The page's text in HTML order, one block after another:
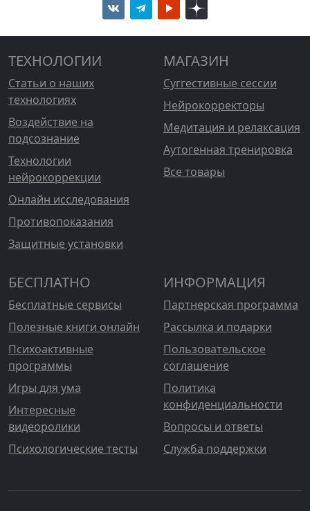
ТЕХНОЛОГИИ
Статьи о наших
технологиях
Воздействие на
подсознание
Технологии
нейрокоррекции
Онлайн исследования
Противопоказания
Защитные установки
МАГАЗИН
Суггестивные сессии
Нейрокорректоры
Медитация и релаксация
Аутогенная тренировка
Все товары
БЕСПЛАТНО
Бесплатные сервисы
Полезные книги онлайн
Психоактивные
программы
Игры для ума
Интересные
видеоролики
Психологические тесты
ИНФОРМАЦИЯ
Партнерская программа
Рассылка и подарки
Пользовательское
соглашение
Политика
конфиденциальности
Вопросы и ответы
Служба поддержки